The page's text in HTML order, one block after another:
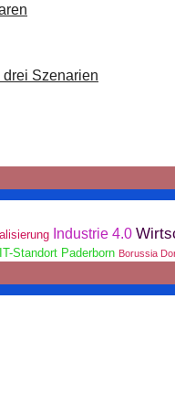
Szenarien
Industrie 4.0
IT-Standort Paderborn Borussia